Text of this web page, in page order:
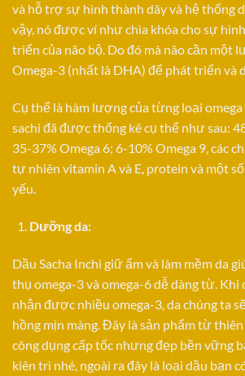
và hỗ trợ sự hình thành dây và hệ thống
vậy, nó được ví như chìa khóa cho sự
triển của não bộ. Do đó mà não cần một
Omega-3 (nhất là DHA) để phát triển và
Cụ thể là hàm lượng của từng loại
sachi đã được thống kê cụ thể như sau:
35-37% Omega 6; 6-10% Omega 9, các
tự nhiên vitamin A và E, protein và một
yếu.
Dưỡng da:
Dầu Sacha Inchi giữ ẩm và làm mềm da
thụ omega-3 và omega-6 dễ dàng từ. Khi
nhận được nhiều omega-3, da chúng ta
hồng mịn màng. Đây là sản phẩm từ
công dụng cấp tốc nhưng đẹp bền vững
kiên trì nhé, ngoài ra đây là loại dầu bạn